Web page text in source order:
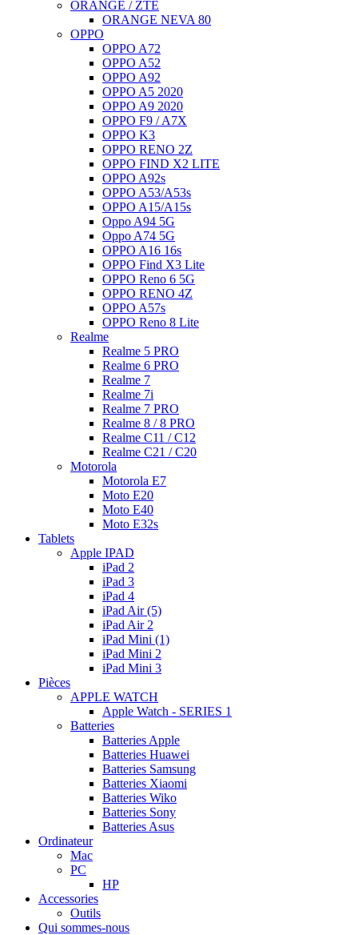
ORANGE / ZTE
ORANGE NEVA 80
OPPO
OPPO A72
OPPO A52
OPPO A92
OPPO A5 2020
OPPO A9 2020
OPPO F9 / A7X
OPPO K3
OPPO RENO 2Z
OPPO FIND X2 LITE
OPPO A92s
OPPO A53/A53s
OPPO A15/A15s
Oppo A94 5G
Oppo A74 5G
OPPO A16 16s
OPPO Find X3 Lite
OPPO Reno 6 5G
OPPO RENO 4Z
OPPO A57s
OPPO Reno 8 Lite
Realme
Realme 5 PRO
Realme 6 PRO
Realme 7
Realme 7i
Realme 7 PRO
Realme 8 / 8 PRO
Realme C11 / C12
Realme C21 / C20
Motorola
Motorola E7
Moto E20
Moto E40
Moto E32s
Tablets
Apple IPAD
iPad 2
iPad 3
iPad 4
iPad Air (5)
iPad Air 2
iPad Mini (1)
iPad Mini 2
iPad Mini 3
Pièces
APPLE WATCH
Apple Watch - SERIES 1
Batteries
Batteries Apple
Batteries Huawei
Batteries Samsung
Batteries Xiaomi
Batteries Wiko
Batteries Sony
Batteries Asus
Ordinateur
Mac
PC
HP
Accessories
Outils
Qui sommes-nous